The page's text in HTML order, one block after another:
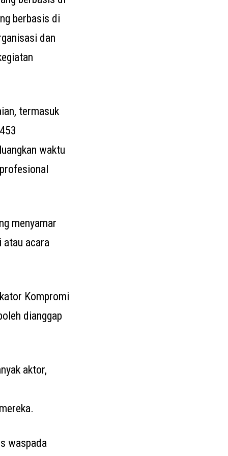
berbasis di
dan
termasuk
waktu
menyamar
atau acara
Kompromi
dianggap
aktor,
waspada